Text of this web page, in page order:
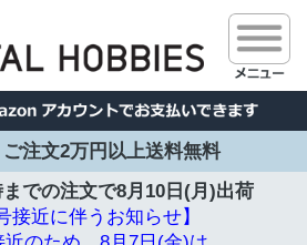
注文2万円以上送料無料
での注文で8月10日(月)出荷
接近に伴うお知らせ】